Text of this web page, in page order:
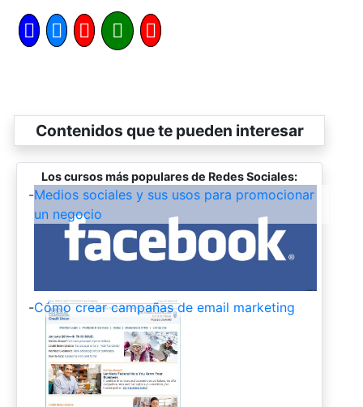
Contenidos que te pueden interesar
Los cursos más populares de Redes Sociales:
-Medios sociales y sus usos para promocionar
un negocio
-Cómo crear campañas de email marketing